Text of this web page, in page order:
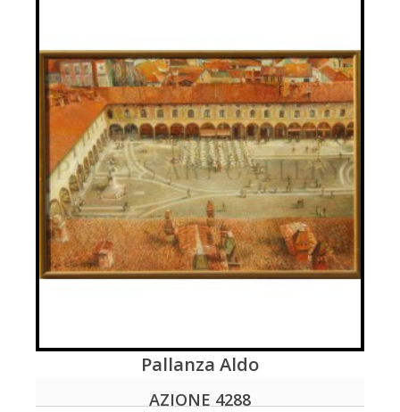
LEGGI DI PIÚ
Pallanza Aldo
AZIONE 4288